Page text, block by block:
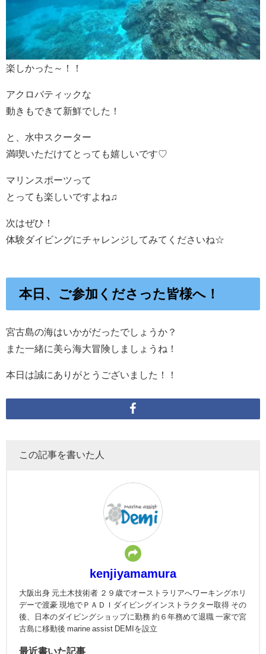
楽しかった～！！
アクロバティックな
動きもできて新鮮でした！
と、水中スクーター
満喫いただけてとっても嬉しいです♡
マリンスポーツって
とっても楽しいですよね♫
次はぜひ！
体験ダイビングにチャレンジしてみてくださいね☆
本日、ご参加くださった皆様へ！
宮古島の海はいかがだったでしょうか？
また一緒に美ら海大冒険しましょうね！
本日は誠にありがとうございました！！
この記事を書いた人
kenjiyamamura
大阪出身 元土木技術者 ２９歳でオーストラリアへワーキングホリ
デーで渡豪 現地でＰＡＤＩダイビングインストラクター取得 その
後、日本のダイビングショップに勤務 約６年務めて退職 一家で宮
古島に移動後 marine assist DEMIを設立
最近書いた記事